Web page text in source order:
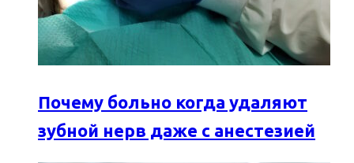
Почему больно когда удаляют
зубной нерв даже с анестезией